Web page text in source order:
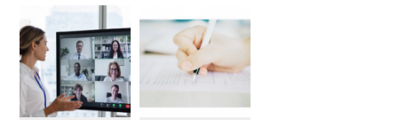
funcionarios/as en
prácticas, se regulan
dichas prácticas y se
convoca acto público
de adjudicación
Cuerpo de Maestros
de especialidades
convocadas a
oposición